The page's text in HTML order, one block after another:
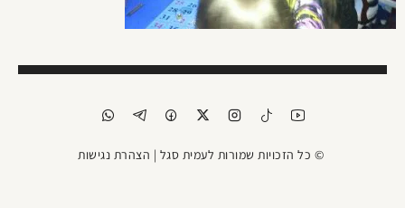
© כל הזכויות שמורות לעמית סגל | הצהרת נגישות